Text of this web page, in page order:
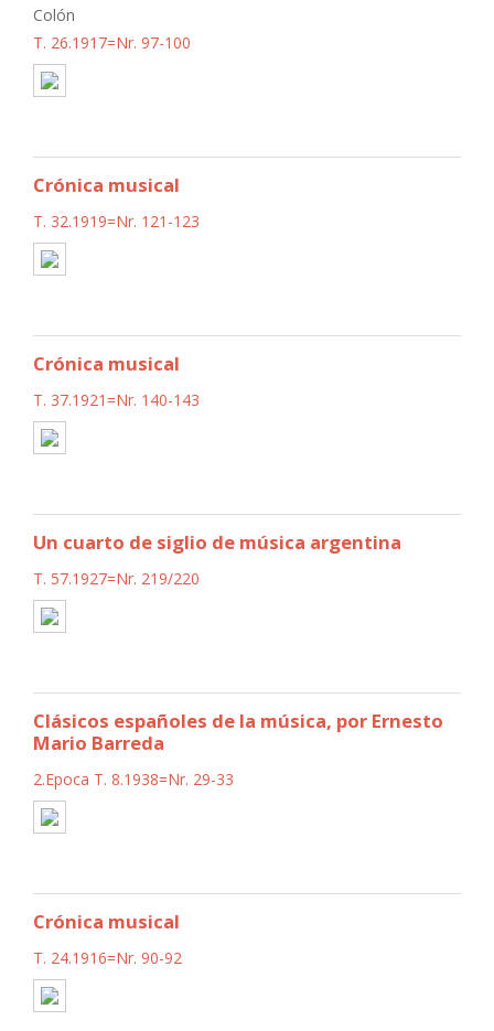
Colón
T. 26.1917=Nr. 97-100
Crónica musical
T. 32.1919=Nr. 121-123
Crónica musical
T. 37.1921=Nr. 140-143
Un cuarto de siglio de música argentina
T. 57.1927=Nr. 219/220
Clásicos españoles de la música, por Ernesto
Mario Barreda
2.Epoca T. 8.1938=Nr. 29-33
Crónica musical
T. 24.1916=Nr. 90-92